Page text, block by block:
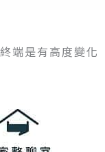
端是有高度變化